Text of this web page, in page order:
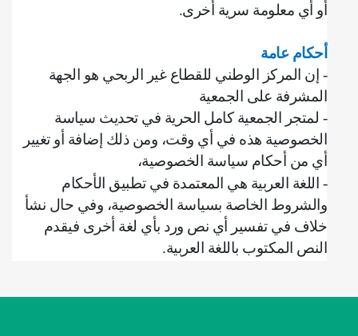
أو أي معلومة سرية أخرى .
أحكام عامة
‌‌- إن المركز الوطني للقطاع غير الربحي هو الجهة
المشرفة على الجمعية
- لمتجر الجمعية كامل الحرية في تحديث سياسة
الخصوصية هذه في أي وقت، ومن ذلك إضافة أو تغيير
أي من أحكام سياسة الخصوصية،
- اللغة العربية هي المعتمدة في تطبيق الأحكام
والشروط الخاصة بسياسة الخصوصية، وفي حال نشأ
خلاف في تفسير أي نص ورد بأي لغة أخرى فيقدم
النص المكتوب باللغة العربية.